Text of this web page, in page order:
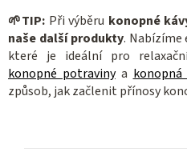
🌱TIP: Při výběru konopné
naše další produkty. Nabízíme
které je ideální pro
konopné potravinya
způsob, jak začlenit přínosy